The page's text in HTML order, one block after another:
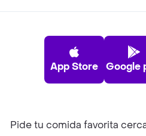
App Store Google
Pide tu comida favorita